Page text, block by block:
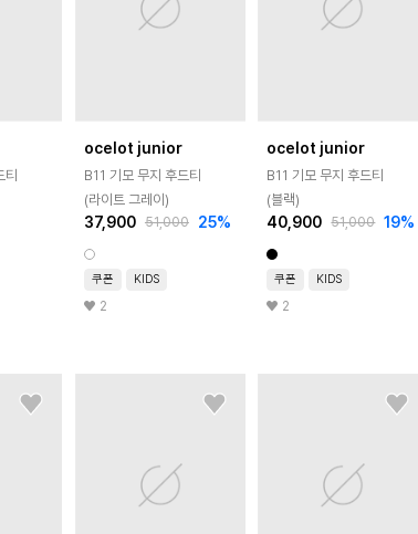
ocelot junior
B11 기모 무지 후드티
(라이트 그레이)
37,900 51,000 25%
쿠폰 KIDS
2
ocelot junior
B11 기모 무지 후드티
(블랙)
40,900 51,000 19%
쿠폰 KIDS
2